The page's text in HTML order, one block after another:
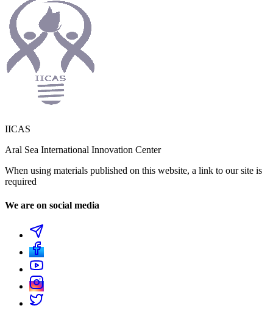
IICAS
Aral Sea International Innovation Center
When using materials published on this website, a link to our site is
required
We are on social media